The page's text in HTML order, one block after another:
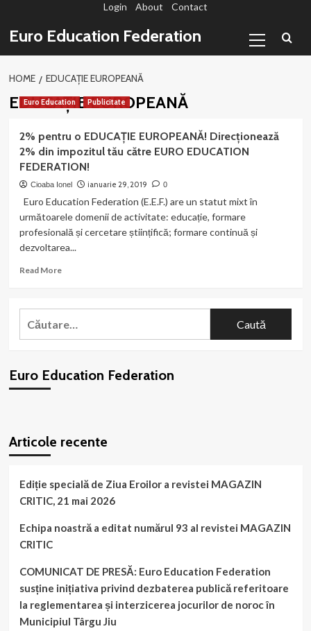
conținut
Login About Contact
Euro Education Federation
Menu
HOME EDUCAȚIE EUROPEANĂ
EDUCAȚIE EUROPEANĂ
Euro Education Publicitate
2% pentru o EDUCAȚIE EUROPEANĂ! Direcționează
2% din impozitul tău către EURO EDUCATION
FEDERATION!
Cioaba Ionel ianuarie 29, 2019 0
Euro Education Federation (E.E.F.) are un statut mixt în
următoarele domenii de activitate: educație, formare
profesională și cercetare științifică; formare continuă și
dezvoltarea...
Read MoreRead
2%
pentru
Direcționează
către
FEDERATION!
Caută
Euro Education Federation
Articole recente
Ediție specială de Ziua Eroilor a revistei MAGAZIN
CRITIC, 21 mai 2026
Echipa noastră a editat numărul 93 al revistei MAGAZIN
CRITIC
COMUNICAT DE PRESĂ: Euro Education Federation
susține inițiativa privind dezbaterea publică referitoare
la reglementarea și interzicerea jocurilor de noroc în
Municipiul Târgu Jiu